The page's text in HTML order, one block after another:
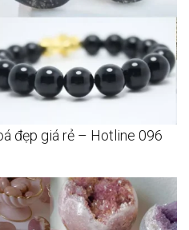
đẹp giá rẻ – Hotline 096